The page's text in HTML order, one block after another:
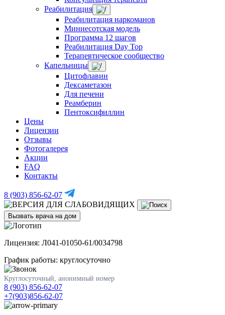
Реабилитация
Реабилитация наркоманов
Миннесотская модель
Программа 12 шагов
Реабилитация Day Top
Терапевтическое сообщество
Капельницы
Цитофлавин
Дексаметазон
Для печени
Реамберин
Пентоксифиллин
Цены
Лицензии
Отзывы
Фотогалерея
Акции
FAQ
Контакты
8 (903) 856-62-07
Вызвать врача на дом
Лицензия: Л041-01050-61/0034798
График работы: круглосуточно
Круглосуточный, анонимный номер
8 (903) 856-62-07
+7(903)856-62-07